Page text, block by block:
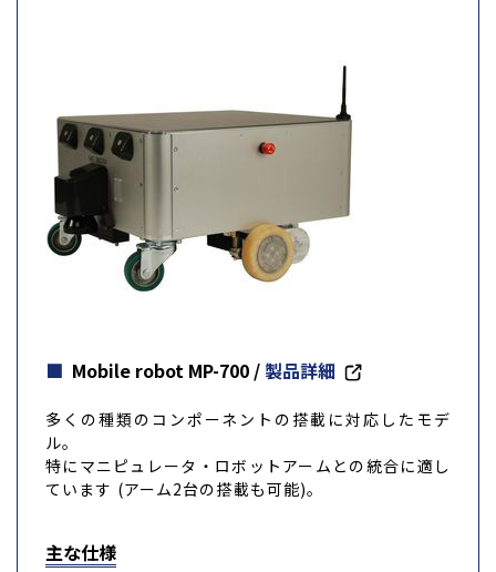
Mobile robot MP-700 / 製品詳細
多くの種類のコンポーネントの搭載に対応したモデ
ル。
特にマニピュレータ・ロボットアームとの統合に適し
ています (アーム2台の搭載も可能)。
主な仕様